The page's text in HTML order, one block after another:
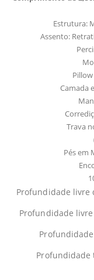
Estrutura:
Assento:
Camada
Trava
Pés em
Profundidade livre
Profundidade
Profundidade